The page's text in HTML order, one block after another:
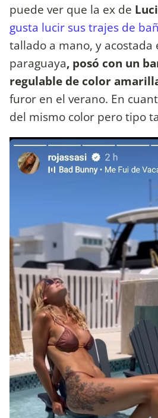
puede ver que la ex de
gusta lucir sus trajes de
tallado a mano, y acostada
paraguaya, posó con un
regulable de color
furor en el verano. En
del mismo color pero tipo